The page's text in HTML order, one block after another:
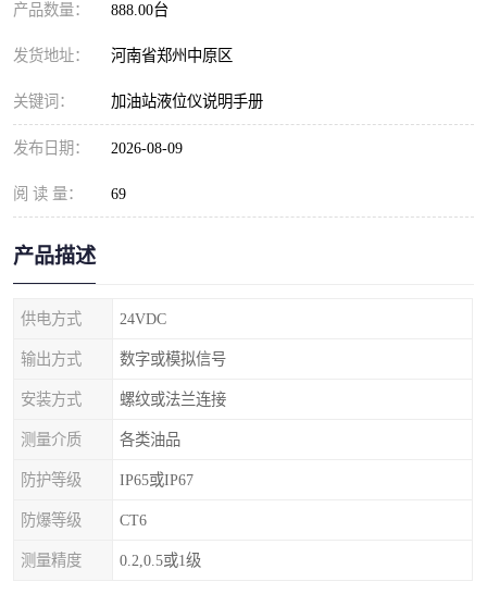
产品数量： 888.00台
发货地址： 河南省郑州中原区
关键词： 加油站液位仪说明手册
发布日期： 2026-08-09
阅 读 量： 69
产品描述
供电方式 24VDC
输出方式 数字或模拟信号
安装方式 螺纹或法兰连接
测量介质 各类油品
防护等级 IP65或IP67
防爆等级 CT6
测量精度 0.2,0.5或1级